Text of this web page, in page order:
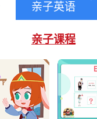
亲子英语
亲子课程